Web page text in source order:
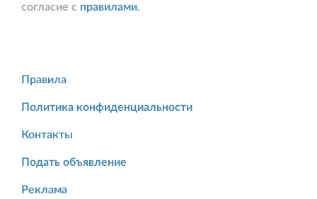
согласие с правилами.
Правила
Политика конфиденциальности
Контакты
Подать объявление
Реклама